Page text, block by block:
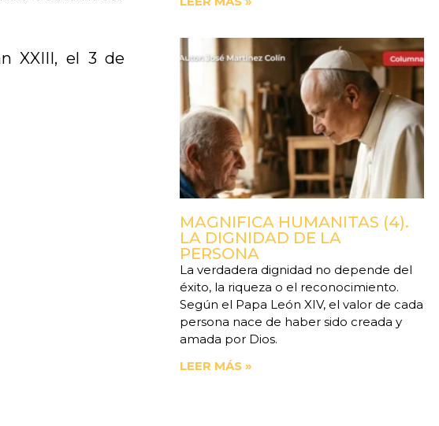
XXIII, el 3 de
MAGNIFICA HUMANITAS (4).
LA DIGNIDAD DE LA
PERSONA
La verdadera dignidad no depende del
éxito, la riqueza o el reconocimiento.
Según el Papa León XIV, el valor de cada
persona nace de haber sido creada y
amada por Dios.
LEER MÁS »